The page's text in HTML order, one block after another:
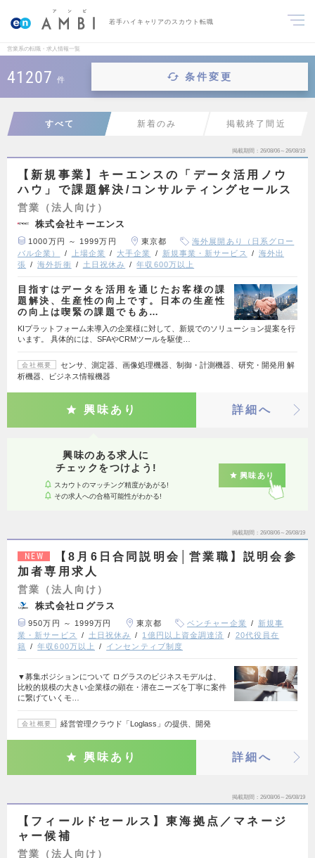
若手ハイキャリアのスカウト転職
営業系の転職・求人情報一覧
41207 件 条件変更
すべて 新着のみ 掲載終了間近
掲載期間 26/08/06～26/08/19
【新規事業】キーエンスの「データ活用ノウ
ハウ」で課題解決/コンサルティングセールス
営業（法人向け）
株式会社キーエンス
1000万円 ～ 1999万円 東京都
海外展開あり（日系グロー
バル企業）
上場企業 大手企業 新規事業・新サービス
海外出
張
海外折衝 土日祝休み 年収600万以上
目指すはデータを活用を通じたお客様の課
題解決、生産性の向上です。日本の生産性
の向上は喫緊の課題でもあ…
KIプラットフォーム未導入の企業様に対して、新規でのソリューション提案を行
います。 具体的には、SFAやCRMツールを駆使…
会社概要
センサ、測定器、画像処理機器、制御・計測機器、研究・開発用 解
析機器、ビジネス情報機器
興味あり 詳細へ
興味のある求人に
チェックをつけよう!
スカウトのマッチング精度があがる!
その求人への合格可能性がわかる!
興味あり
掲載期間 26/08/06～26/08/19
NEW
【8月6日合同説明会│営業職】説明会参
加者専用求人
営業（法人向け）
株式会社ログラス
950万円 ～ 1999万円 東京都 ベンチャー企業
新規事
業・新サービス
土日祝休み 1億円以上資金調達済
20代役員在
籍
年収600万以上 インセンティブ制度
▼募集ポジションについて ログラスのビジネスモデルは、
比較的規模の大きい企業様の顕在・潜在ニーズを丁寧に案件
に繋げていくモ…
会社概要 経営管理クラウド「Loglass」の提供、開発
興味あり 詳細へ
掲載期間 26/08/06～26/08/19
【フィールドセールス】東海拠点／マネージ
ャー候補
営業（法人向け）